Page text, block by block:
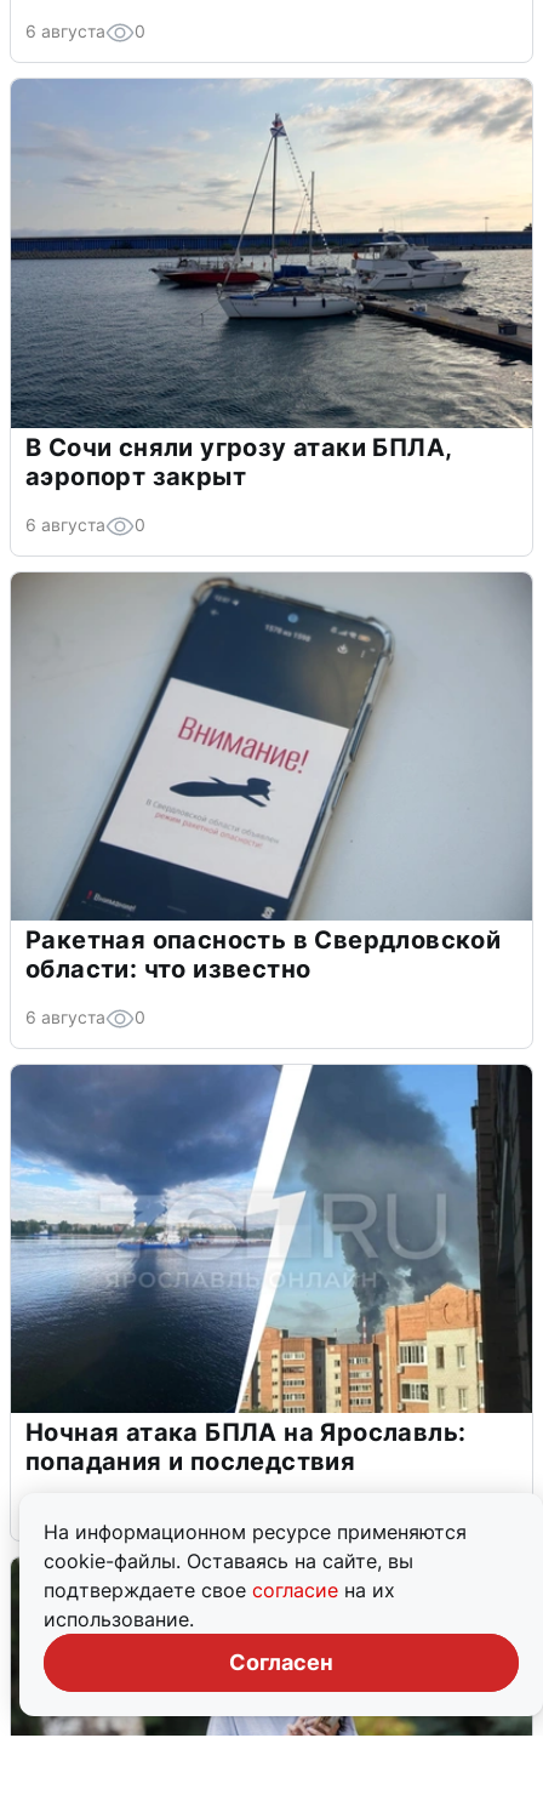
На информационном ресурсе применяются
cookie-файлы. Оставаясь на сайте, вы
подтверждаете свое согласие на их
использование.
Согласен
6 августа 0
В Сочи сняли угрозу атаки БПЛА,
аэропорт закрыт
6 августа 0
Ракетная опасность в Свердловской
области: что известно
6 августа 0
Ночная атака БПЛА на Ярославль:
попадания и последствия